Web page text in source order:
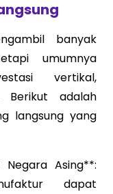
banyak
umumnya
vertikal,
Berikut adalah
langsung yang
Asing**:
dapat